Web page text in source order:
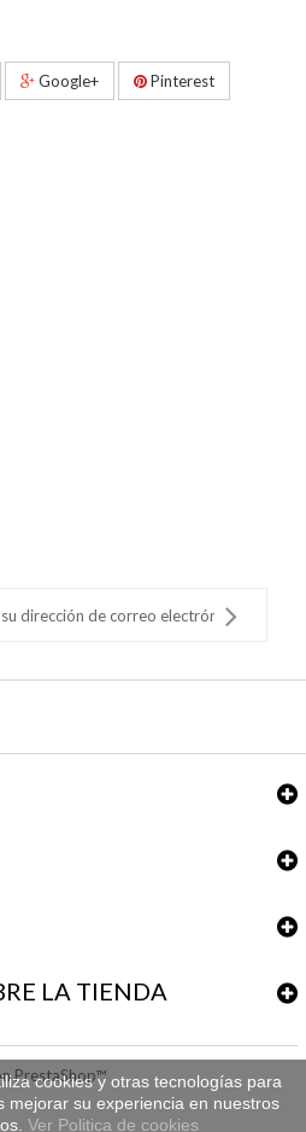
Google+ Pinterest
PrestaShop™
LA TIENDA
cookies y otras tecnologías para
mejorar su experiencia en nuestros
Ver Politica de cookies